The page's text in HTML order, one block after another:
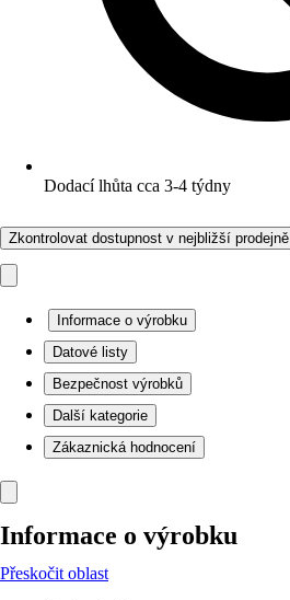
Dodací lhůta cca 3-4 týdny
Zkontrolovat dostupnost v nejbližší prodejně
Informace o výrobku
Datové listy
Bezpečnost výrobků
Další kategorie
Zákaznická hodnocení
Informace o výrobku
Přeskočit oblast